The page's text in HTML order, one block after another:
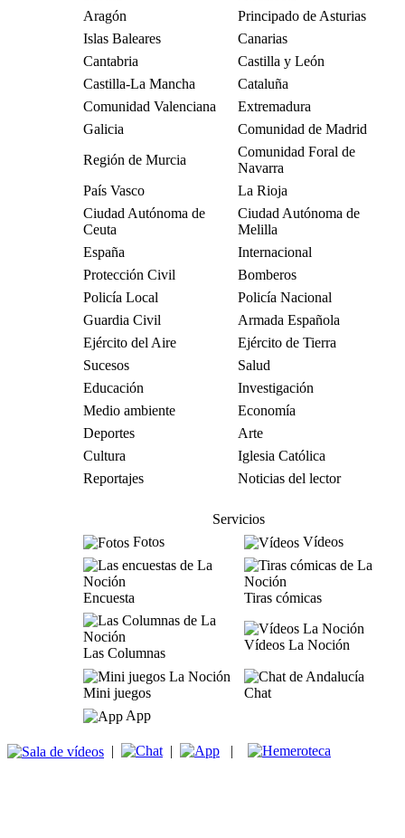
Aragón
Principado de Asturias
Islas Baleares
Canarias
Cantabria
Castilla y León
Castilla-La Mancha
Cataluña
Comunidad Valenciana
Extremadura
Galicia
Comunidad de Madrid
Región de Murcia
Comunidad Foral de
Navarra
País Vasco
La Rioja
Ciudad Autónoma de
Ceuta
Ciudad Autónoma de
Melilla
España
Internacional
Protección Civil
Bomberos
Policía Local
Policía Nacional
Guardia Civil
Armada Española
Ejército del Aire
Ejército de Tierra
Sucesos
Salud
Educación
Investigación
Medio ambiente
Economía
Deportes
Arte
Cultura
Iglesia Católica
Reportajes
Noticias del lector
Servicios
Fotos
Vídeos
Encuesta Tiras cómicas
Las Columnas
Vídeos La Noción
Mini juegos
Chat
App
| | |